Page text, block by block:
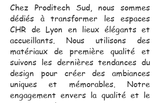
Chez Proditech Sud, nous sommes
dédiés à transformer les espaces
CHR de Lyon en lieux élégants et
accueillants. Nous utilisons des
matériaux de première qualité et
suivons les dernières tendances du
design pour créer des ambiances
uniques et mémorables. Notre
engagement envers la qualité et le